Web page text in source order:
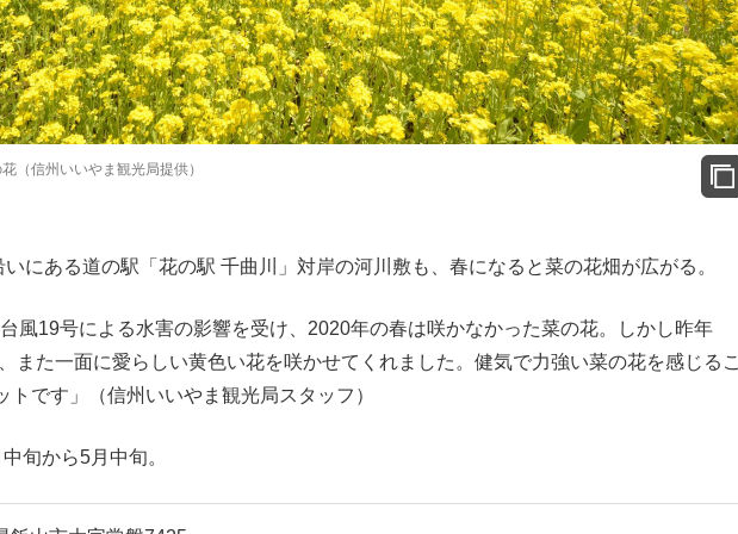
（信州いいやま観光局提供）
にある道の駅「花の駅 千曲川」対岸の河川敷も、春になると菜の花畑が広がる。
台風19号による水害の影響を受け、2020年の春は咲かなかった菜の花。しかし昨年
また一面に愛らしい黄色い花を咲かせてくれました。健気で力強い菜の花を感じるこ
トです」（信州いいやま観光局スタッフ）
旬から5月中旬。